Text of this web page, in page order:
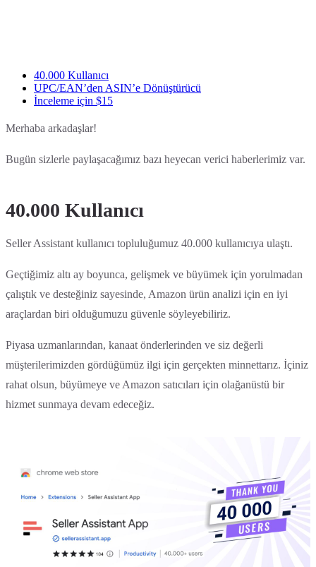
40.000 Kullanıcı
UPC/EAN’den ASIN’e Dönüştürücü
İnceleme için $15
Merhaba arkadaşlar!
Bugün sizlerle paylaşacağımız bazı heyecan verici haberlerimiz var.
40.000 Kullanıcı
Seller Assistant kullanıcı topluluğumuz 40.000 kullanıcıya ulaştı.
Geçtiğimiz altı ay boyunca, gelişmek ve büyümek için yorulmadan
çalıştık ve desteğiniz sayesinde, Amazon ürün analizi için en iyi
araçlardan biri olduğumuzu güvenle söyleyebiliriz.
Piyasa uzmanlarından, kanaat önderlerinden ve siz değerli
müşterilerimizden gördüğümüz ilgi için gerçekten minnettarız. İçiniz
rahat olsun, büyümeye ve Amazon satıcıları için olağanüstü bir
hizmet sunmaya devam edeceğiz.